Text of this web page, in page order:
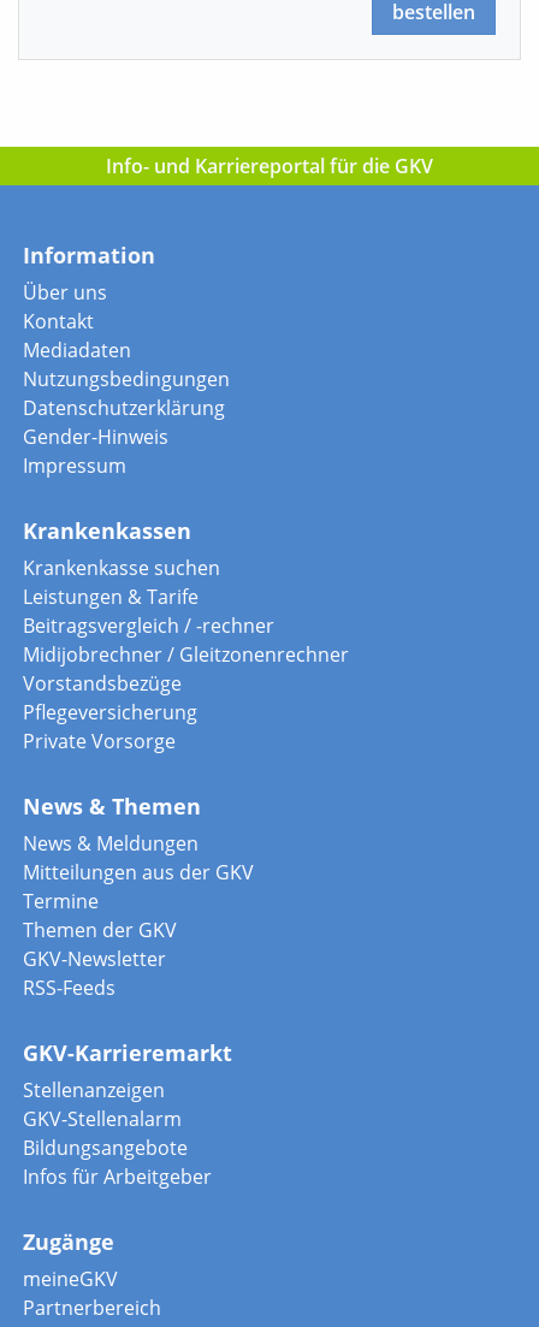
bestellen
Info- und Karriereportal für die GKV
Information
Über uns
Kontakt
Mediadaten
Nutzungsbedingungen
Datenschutzerklärung
Gender-Hinweis
Impressum
Krankenkassen
Krankenkasse suchen
Leistungen & Tarife
Beitragsvergleich / -rechner
Midijobrechner / Gleitzonenrechner
Vorstandsbezüge
Pflegeversicherung
Private Vorsorge
News & Themen
News & Meldungen
Mitteilungen aus der GKV
Termine
Themen der GKV
GKV-Newsletter
RSS-Feeds
GKV-Karrieremarkt
Stellenanzeigen
GKV-Stellenalarm
Bildungsangebote
Infos für Arbeitgeber
Zugänge
meineGKV
Partnerbereich